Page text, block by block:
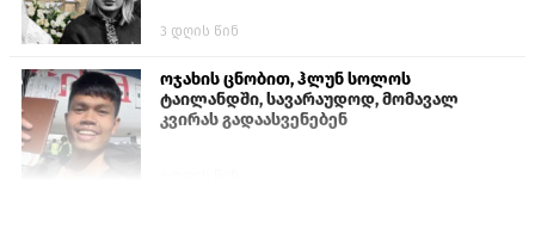
3 დღის წინ
ოჯახის ცნობით, ჰლუნ სოლოს
ტაილანდში, სავარაუდოდ, მომავალ
კვირას გადაასვენებენ